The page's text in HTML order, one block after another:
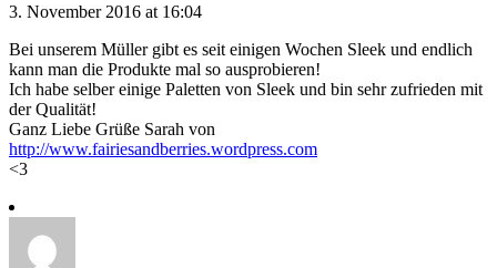
3. November 2016 at 16:04
Bei unserem Müller gibt es seit einigen Wochen Sleek und endlich
kann man die Produkte mal so ausprobieren!
Ich habe selber einige Paletten von Sleek und bin sehr zufrieden mit
der Qualität!
Ganz Liebe Grüße Sarah von
http://www.fairiesandberries.wordpress.com
<3